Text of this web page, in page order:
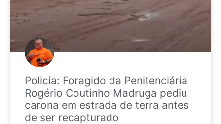
Policia: Foragido da Penitenciária
Rogério Coutinho Madruga pediu
carona em estrada de terra antes
de ser recapturado